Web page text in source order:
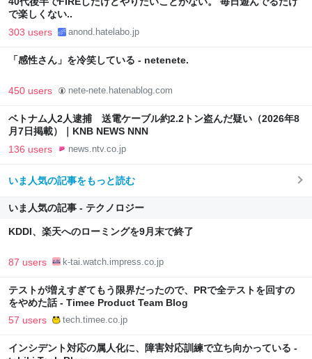
で楽しくない..
303 users anond.hatelabo.jp
「感性さん」を冷笑している - netenete.
450 users nete-nete.hatenablog.com
ベトナム人2人逮捕 送電ケーブル約2.2トン盗んだ疑い（2026年8
月7日掲載）｜KNB NEWS NNN
136 users news.ntv.co.jp
いま人気の記事をもっと読む
いま人気の記事 - テクノロジー
KDDI、楽天へのローミングを9月末で終了
87 users k-tai.watch.impress.co.jp
テストが増えすぎてもう限界だったので、PRで全テストを回すの
をやめた話 - Timee Product Team Blog
57 users tech.timee.co.jp
インシデント対応の属人化に、障害対応訓練で立ち向かっている -